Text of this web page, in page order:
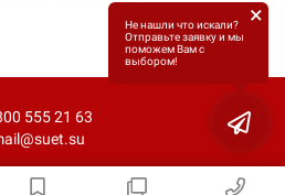
555 21 63
Не нашли что искали?
Отправьте заявку и мы
поможем Вам с
выбором!
×